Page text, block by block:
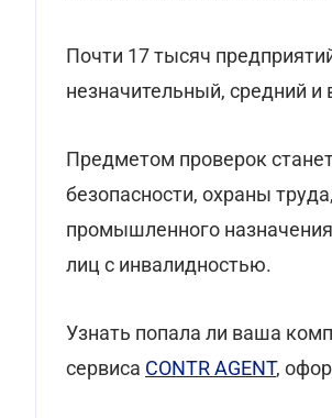
Почти 17 тысяч
незначительный, средний
Предметом проверок
безопасности, охраны
промышленного
лиц с инвалидностью.
Узнать попала ли ваша
сервиса CONTR AGENT,